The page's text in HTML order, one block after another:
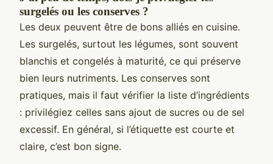
surgelés ou les conserves ?
Les deux peuvent être de bons alliés en cuisine.
Les surgelés, surtout les légumes, sont souvent
blanchis et congelés à maturité, ce qui préserve
bien leurs nutriments. Les conserves sont
pratiques, mais il faut vérifier la liste d’ingrédients
: privilégiez celles sans ajout de sucres ou de sel
excessif. En général, si l’étiquette est courte et
claire, c’est bon signe.